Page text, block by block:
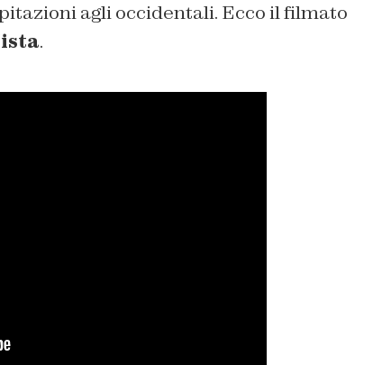
agli occidentali. Ecco il filmato
.